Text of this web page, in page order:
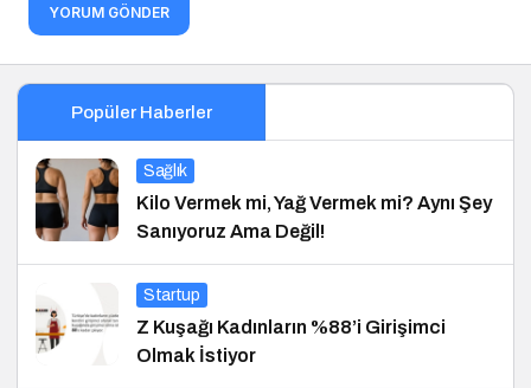
YORUM GÖNDER
Popüler Haberler
Sağlık
Kilo Vermek mi, Yağ Vermek mi? Aynı Şey
Sanıyoruz Ama Değil!
Startup
Z Kuşağı Kadınların %88’i Girişimci
Olmak İstiyor